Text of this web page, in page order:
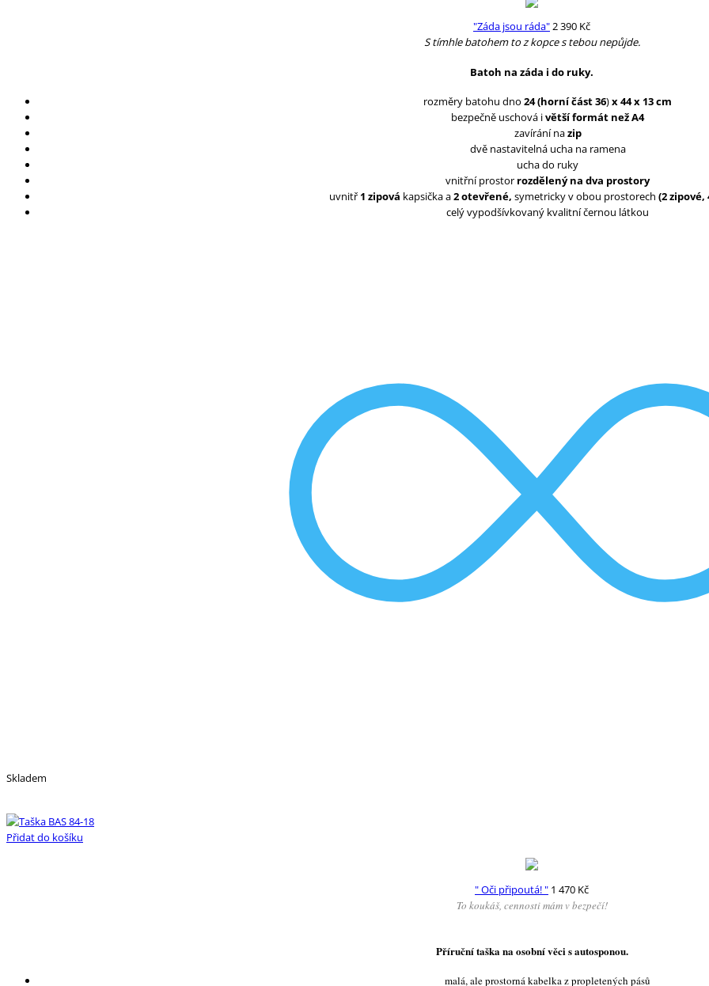
"Záda jsou ráda"2 390 Kč
S tímhle batohem to z kopce s tebou nepůjde.
Batoh na záda i do ruky.
rozměry batohu dno 24 (horní část36)x 44 x 13 cm
bezpečně uschová ivětší formát než A4
zavírání nazip
dvě nastavitelná ucha na ramena
ucha do ruky
vnitřní prostor rozdělený na dva prostory
uvnitř 1 zipová kapsička a2 otevřené, symetricky v obou prostorech (2
celý vypodšívkovaný kvalitní černou látkou
Skladem
Přidat do košíku
" Oči připoutá! " 1 470 Kč
To koukáš, cennosti mám v bezpečí!
Příruční taška na osobní věci s autosponou.
malá, ale prostorná kabelka z propletených pásů